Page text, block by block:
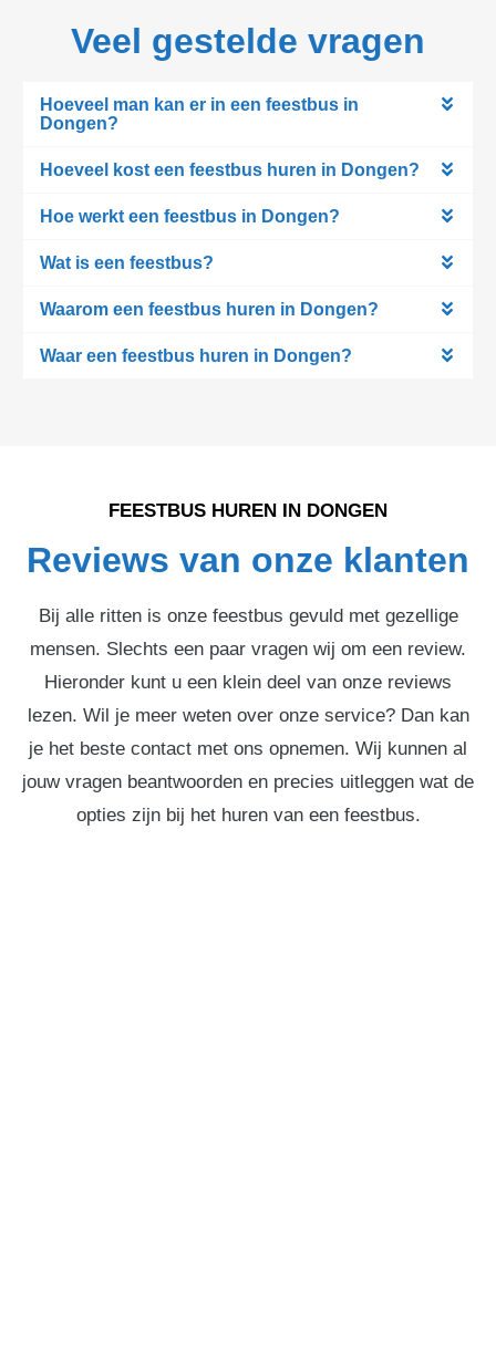
Veel gestelde vragen
Hoeveel man kan er in een feestbus in
Dongen?
Hoeveel kost een feestbus huren in Dongen?
Hoe werkt een feestbus in Dongen?
Wat is een feestbus?
Waarom een feestbus huren in Dongen?
Waar een feestbus huren in Dongen?
FEESTBUS HUREN IN DONGEN
Reviews van onze klanten
Bij alle ritten is onze feestbus gevuld met gezellige
mensen. Slechts een paar vragen wij om een review.
Hieronder kunt u een klein deel van onze reviews
lezen. Wil je meer weten over onze service? Dan kan
je het beste contact met ons opnemen. Wij kunnen al
jouw vragen beantwoorden en precies uitleggen wat de
opties zijn bij het huren van een feestbus.